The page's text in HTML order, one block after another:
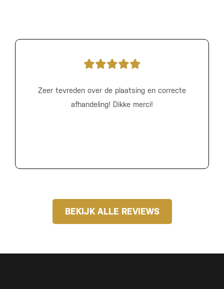
Zeer tevreden over de plaatsing en correcte
afhandeling! Dikke merci!
BEKIJK ALLE REVIEWS